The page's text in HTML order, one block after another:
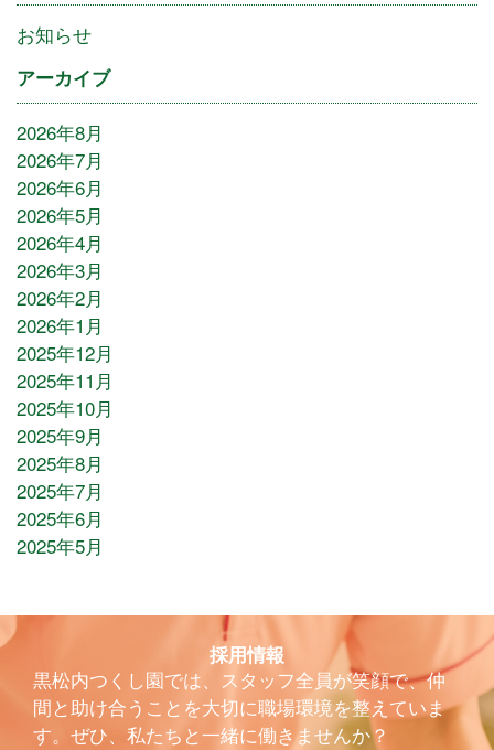
お知らせ
アーカイブ
2026年8月
2026年7月
2026年6月
2026年5月
2026年4月
2026年3月
2026年2月
2026年1月
2025年12月
2025年11月
2025年10月
2025年9月
2025年8月
2025年7月
2025年6月
2025年5月
採用情報
黒松内つくし園では、スタッフ全員が笑顔で、仲
間と助け合うことを大切に職場環境を整えていま
す。ぜひ、私たちと一緒に働きませんか？